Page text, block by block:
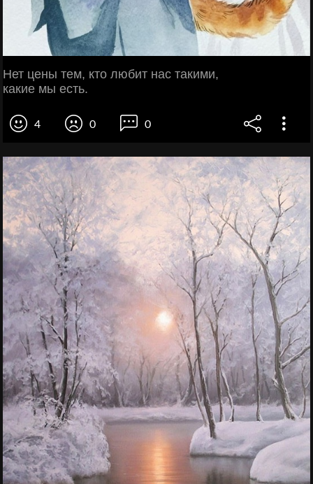
Нет цены тем, кто любит нас такими,
какие мы есть.
4 0 0